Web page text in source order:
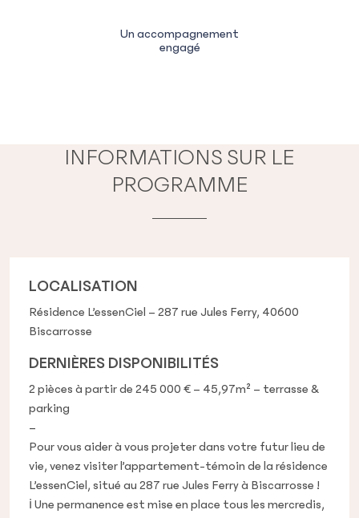
Un accompagnement
engagé
INFORMATIONS SUR LE
PROGRAMME
LOCALISATION
Résidence L’essenCiel – 287 rue Jules Ferry, 40600
Biscarrosse
DERNIÈRES DISPONIBILITÉS
2 pièces à partir de 245 000 € – 45,97m² – terrasse &
parking
–
Pour vous aider à vous projeter dans votre futur lieu de
vie, venez visiter l’appartement-témoin de la résidence
L’essenCiel, situé au 287 rue Jules Ferry à Biscarrosse !
ℹ️ Une permanence est mise en place tous les mercredis,